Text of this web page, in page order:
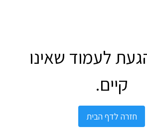
לעמוד שאינו
קיים.
חזרה לדף הבית